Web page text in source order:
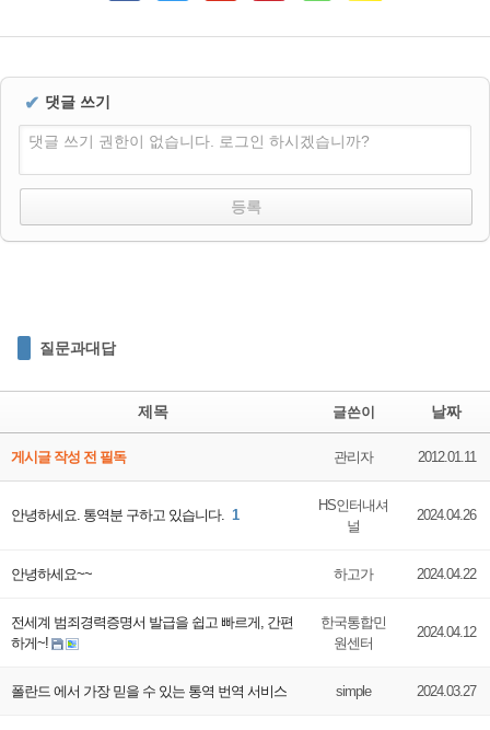
✔ 댓글 쓰기
댓글 쓰기 권한이 없습니다. 로그인 하시겠습니까?
질문과대답
제목 글쓴이 날짜
게시글 작성 전 필독 관리자 2012.01.11
안녕하세요. 통역분 구하고 있습니다. 1
HS인터내셔
널
2024.04.26
안녕하세요~~ 하고가 2024.04.22
전세계 범죄경력증명서 발급을 쉽고 빠르게, 간편
하게~!
한국통합민
원센터
2024.04.12
폴란드 에서 가장 믿을 수 있는 통역 번역 서비스 simple 2024.03.27